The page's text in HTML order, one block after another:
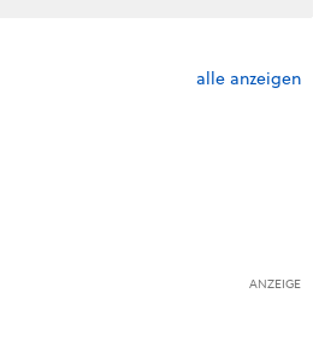
alle anzeigen
ANZEIGE